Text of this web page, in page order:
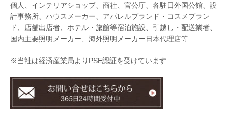
個人、インテリアショップ、商社、官公庁、各駐日外国公館、設
計事務所、ハウスメーカー、アパレルブランド・コスメブラン
ド、店舗出店者、ホテル・旅館等宿泊施設、引越し・配送業者、
国内主要照明メーカー、海外照明メーカー日本代理店等
※当社は経済産業局よりPSE認証を受けています